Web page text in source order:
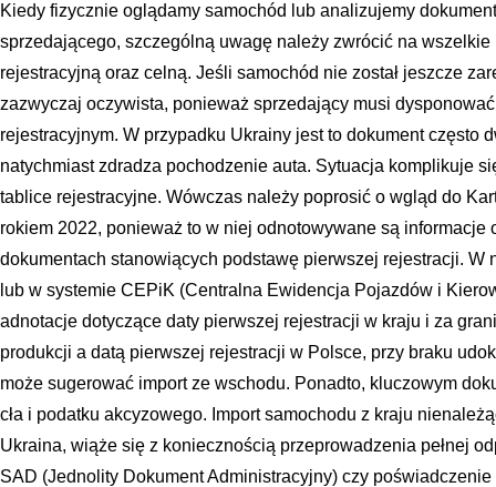
Kiedy fizycznie oglądamy samochód lub analizujemy
sprzedającego, szczególną uwagę należy zwrócić na
rejestracyjną oraz celną. Jeśli samochód nie został jeszcze
zazwyczaj oczywista, ponieważ sprzedający musi
rejestracyjnym. W przypadku Ukrainy jest to dokument często
natychmiast zdradza pochodzenie auta. Sytuacja komplikuje
tablice rejestracyjne. Wówczas należy poprosić o wgląd do
rokiem 2022, ponieważ to w niej odnotowywane są informacje
dokumentach stanowiących podstawę pierwszej rejestracji. W
lub w systemie CEPiK (Centralna Ewidencja Pojazdów i
adnotacje dotyczące daty pierwszej rejestracji w kraju i za
produkcji a datą pierwszej rejestracji w Polsce, przy braku
może sugerować import ze wschodu. Ponadto, kluczowym
cła i podatku akcyzowego. Import samochodu z kraju
Ukraina, wiąże się z koniecznością przeprowadzenia pełnej
SAD (Jednolity Dokument Administracyjny) czy